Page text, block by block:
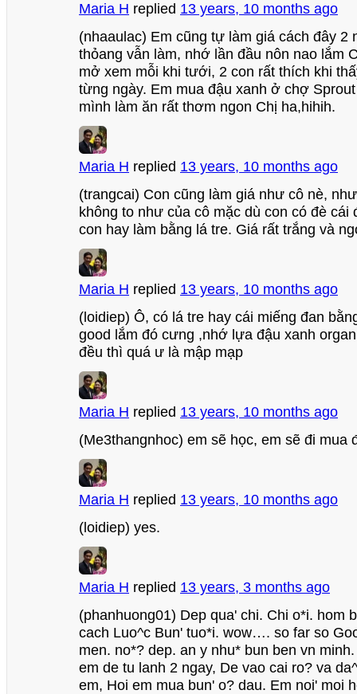
Maria H replied 13 years, 10 months ago
(nhaaulac) Em cũng tự làm giá cách đây 2
thỏang vẫn làm, nhớ lần đầu nôn nao lắm
mở xem mỗi khi tưới, 2 con rất thích khi
từng ngày. Em mua đậu xanh ở chợ
mình làm ăn rất thơm ngon Chị ha,hihih.
Maria H replied 13 years, 10 months ago
(trangcai) Con cũng làm giá như cô nè,
không to như của cô mặc dù con có đè cái
con hay làm bằng lá tre. Giá rất trắng và
Maria H replied 13 years, 10 months ago
(loidiep) Ô, có lá tre hay cái miếng đan
good lắm đó cưng ,nhớ lựa đậu xanh
đều thì quá ư là mập mạp
Maria H replied 13 years, 10 months ago
(Me3thangnhoc) em sẽ học, em sẽ đi mua
Maria H replied 13 years, 10 months ago
(loidiep) yes.
Maria H replied 13 years, 3 months ago
(phanhuong01) Dep qua' chi. Chi o*i. hom
cach Luo^c Bun' tuo*i. wow…. so far so
men. no*? dep. an y nhu* bun ben vn
em de tu lanh 2 ngay, De vao cai ro? va
em, Hoi em mua bun' o? dau. Em noi' moi